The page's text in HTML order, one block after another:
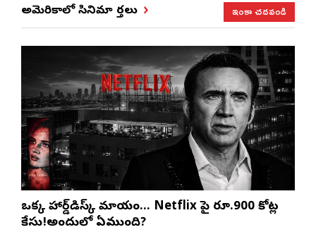
అమెరికాలో సినిమా వార్తలు ఇంకా చదవండి
ఒక్క హార్డ్‌డిస్క్ మాయం… Netflix పై రూ.900 కోట్ల
కేసు!అందులో ఏముంది?